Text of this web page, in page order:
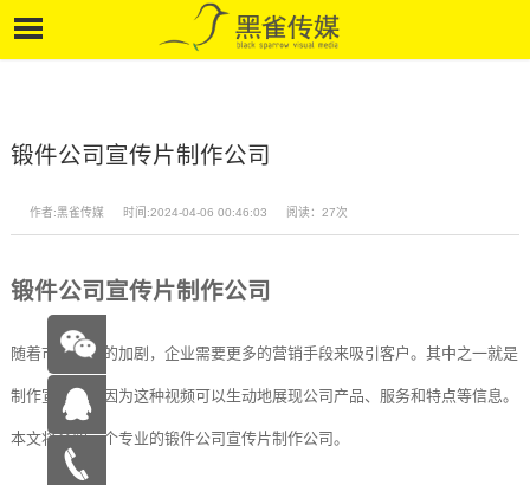
锻件公司宣传片制作公司
作者:黑雀传媒 时间:2024-04-06 00:46:03 阅读：27次
锻件公司宣传片制作公司
随着市场竞争的加剧，企业需要更多的营销手段来吸引客户。其中之一就是
制作宣传片，因为这种视频可以生动地展现公司产品、服务和特点等信息。
本文将介绍一个专业的锻件公司宣传片制作公司。
在线咨